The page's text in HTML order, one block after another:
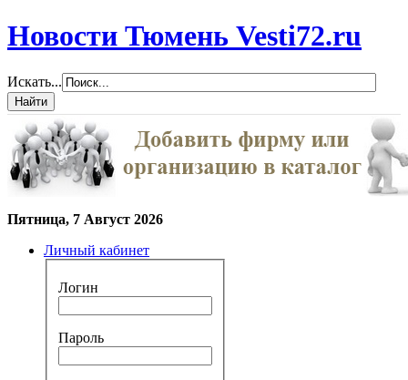
Новости Тюмень Vesti72.ru
Искать...
Пятница, 7 Август 2026
Личный кабинет
Логин
Пароль